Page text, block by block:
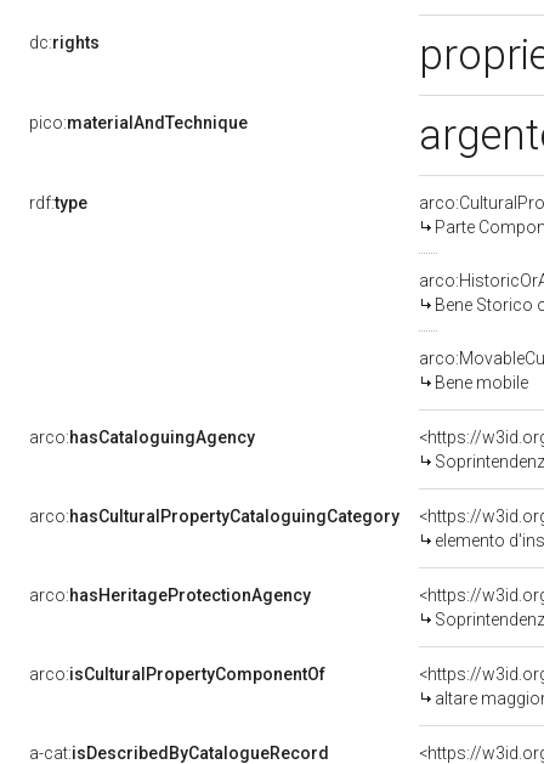
dc:rights
pico:materialAndTechnique
rdf:type
Parte
Bene Storico
Bene mobile
arco:hasCataloguingAgency
<https://
arco:hasCulturalPropertyCataloguingCategory
<https://
elemento
arco:hasHeritageProtectionAgency
<https://
Soprintendenza
arco:isCulturalPropertyComponentOf
<https://
altare
a-cat:isDescribedByCatalogueRecord
<https://